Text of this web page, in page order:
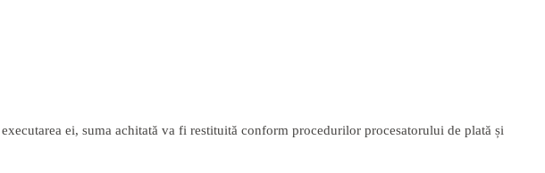
ei, suma achitată va fi restituită conform procedurilor procesatorului de plată și